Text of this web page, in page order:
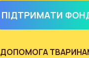
ПІДТРИМАТИ
ДОПОМОГА